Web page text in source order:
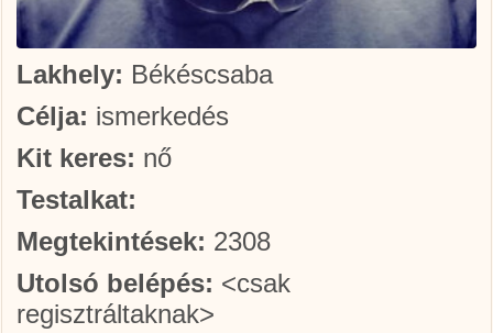
Lakhely: Békéscsaba
Célja: ismerkedés
Kit keres: nő
Testalkat:
Megtekintések: 2308
Utolsó belépés: <csak
regisztráltaknak>